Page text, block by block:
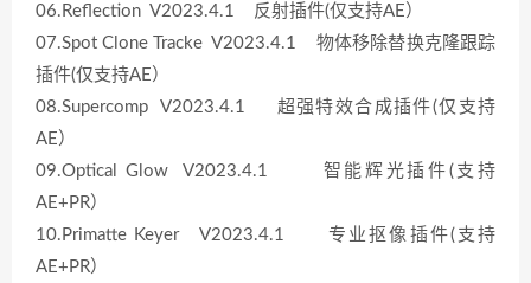
06.Reflection V2023.4.1 反射插件(仅支持AE）
07.Spot Clone Tracke V2023.4.1 物体移除替换克隆跟踪
插件(仅支持AE）
08.Supercomp V2023.4.1 超强特效合成插件(仅支持
AE）
09.Optical Glow V2023.4.1 智能辉光插件(支持
AE+PR）
10.Primatte Keyer V2023.4.1 专业抠像插件(支持
AE+PR）